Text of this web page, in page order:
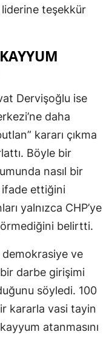
teşekkür
Dervişoğlu ise
daha
kararı çıkma
Böyle bir
nasıl bir
ifade ettiğini
yalnızca CHP’ye
belirtti.
ve
darbe girişimi
söyledi. 100
kararla vasi tayin
atanmasını